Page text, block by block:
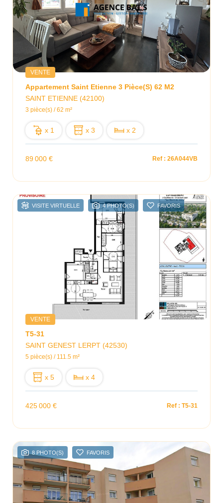
VENTE
Appartement Saint Etienne 3 Pièce(s) 62 M2
SAINT ETIENNE (42100)
3 pièce(s) / 62 m²
x 1 x 3 x 2
89 000 € Ref : 26A044VB
VISITE VIRTUELLE 4 PHOTO(S) FAVORIS
VENTE
T5-31
SAINT GENEST LERPT (42530)
5 pièce(s) / 111.5 m²
x 5 x 4
425 000 € Ref : T5-31
8 PHOTO(S) FAVORIS